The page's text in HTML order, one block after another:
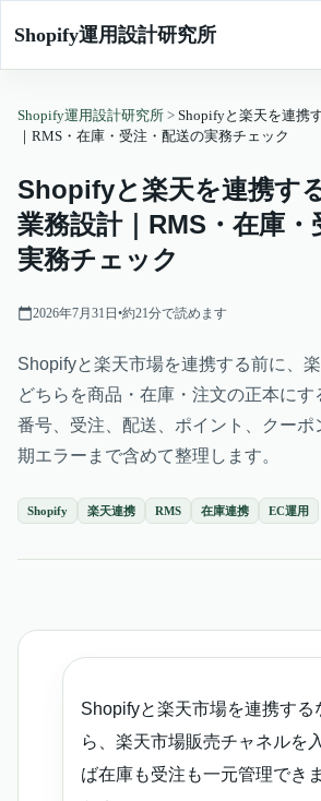
Shopify運用設計研究所
Shopify運用設計研究所 > Shopifyと楽天を連携
｜RMS・在庫・受注・配送の実務チェック
Shopifyと楽天を連携す
業務設計｜RMS・在庫・
実務チェック
2026年7月31日 •約21分で読めます
Shopifyと楽天市場を連携する前に、
どちらを商品・在庫・注文の正本に
番号、受注、配送、ポイント、クーポ
期エラーまで含めて整理します。
Shopify 楽天連携 RMS 在庫連携 EC運用
Shopifyと楽天市場を連携する
ら、楽天市場販売チャネルを
ば在庫も受注も一元管理でき